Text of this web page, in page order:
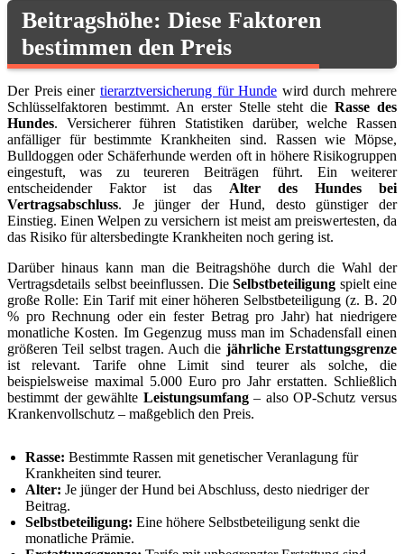
Beitragshöhe: Diese Faktoren
bestimmen den Preis
Der Preis einer tierarztversicherung für Hunde wird durch mehrere
Schlüsselfaktoren bestimmt. An erster Stelle steht dieRasse des
Hundes. Versicherer führen Statistiken darüber, welche Rassen
anfälliger für bestimmte Krankheiten sind. Rassen wie Möpse,
Bulldoggen oder Schäferhunde werden oft in höhere Risikogruppen
eingestuft, was zu teureren Beiträgen führt. Ein weiterer
entscheidender Faktor ist das Alter des Hundes bei
Vertragsabschluss. Je jünger der Hund, desto günstiger der
Einstieg. Einen Welpen zu versichern ist meist am preiswertesten, da
das Risiko für altersbedingte Krankheiten noch gering ist.
Darüber hinaus kann man die Beitragshöhe durch die Wahl der
Vertragsdetails selbst beeinflussen. Die Selbstbeteiligung spielt eine
große Rolle: Ein Tarif mit einer höheren Selbstbeteiligung (z. B. 20
% pro Rechnung oder ein fester Betrag pro Jahr) hat niedrigere
monatliche Kosten. Im Gegenzug muss man im Schadensfall einen
größeren Teil selbst tragen. Auch die jährliche Erstattungsgrenze
ist relevant. Tarife ohne Limit sind teurer als solche, die
beispielsweise maximal 5.000 Euro pro Jahr erstatten. Schließlich
bestimmt der gewählte Leistungsumfang– also OP-Schutz versus
Krankenvollschutz – maßgeblich den Preis.
Rasse: Bestimmte Rassen mit genetischer Veranlagung für
Krankheiten sind teurer.
Alter: Je jünger der Hund bei Abschluss, desto niedriger der
Beitrag.
Selbstbeteiligung: Eine höhere Selbstbeteiligung senkt die
monatliche Prämie.